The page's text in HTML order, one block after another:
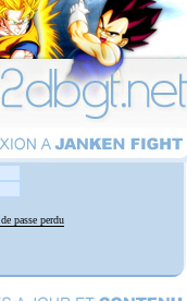
passe perdu